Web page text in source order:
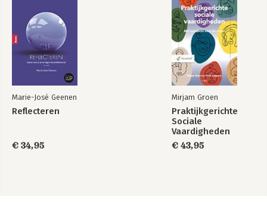
Marie-José Geenen
Reflecteren
€ 34,95
Mirjam Groen
Praktijkgerichte
Sociale
Vaardigheden
€ 43,95